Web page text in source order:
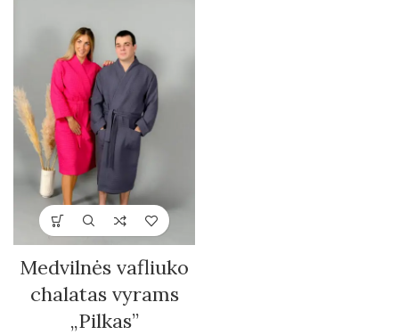
Medvilnės vafliuko
chalatas vyrams
„Pilkas”